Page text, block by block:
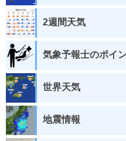
2週間天気
気象予報士のポイ
世界天気
地震情報